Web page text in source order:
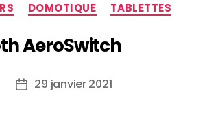
DOMOTIQUE TABLETTES
AeroSwitch
29 janvier 2021